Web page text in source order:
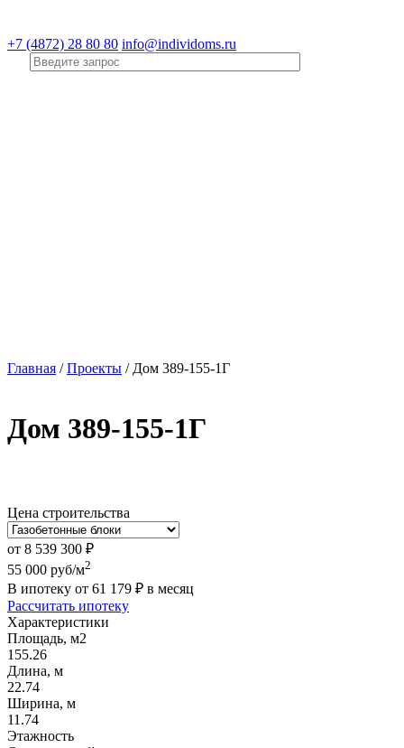
+7 (4872) 28 80 80 info@individoms.ru
Главная /Проекты / Дом 389-155-1Г
Дом 389-155-1Г
Цена строительства
от 8 539 300 ₽
55 000 руб/м2
В ипотеку от 61 179 ₽ в месяц
Рассчитать ипотеку
Характеристики
Площадь, м2
155.26
Длина, м
22.74
Ширина, м
11.74
Этажность